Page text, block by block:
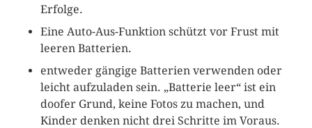
Erfolge.
Eine Auto-Aus-Funktion schützt vor Frust mit
leeren Batterien.
entweder gängige Batterien verwenden oder
leicht aufzuladen sein. „Batterie leer“ ist ein
doofer Grund, keine Fotos zu machen, und
Kinder denken nicht drei Schritte im Voraus.